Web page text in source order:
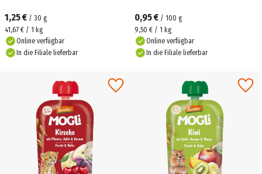
1,25 € / 30 g
41,67 € / 1 kg
Online verfügbar
In die Filiale lieferbar
0,95 € / 100 g
9,50 € / 1 kg
Online verfügbar
In die Filiale lieferbar